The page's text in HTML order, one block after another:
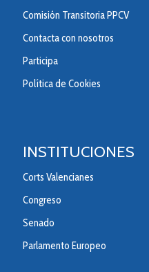
Comisión Transitoria PPCV
Contacta con nosotros
Participa
Política de Cookies
INSTITUCIONES
Corts Valencianes
Congreso
Senado
Parlamento Europeo